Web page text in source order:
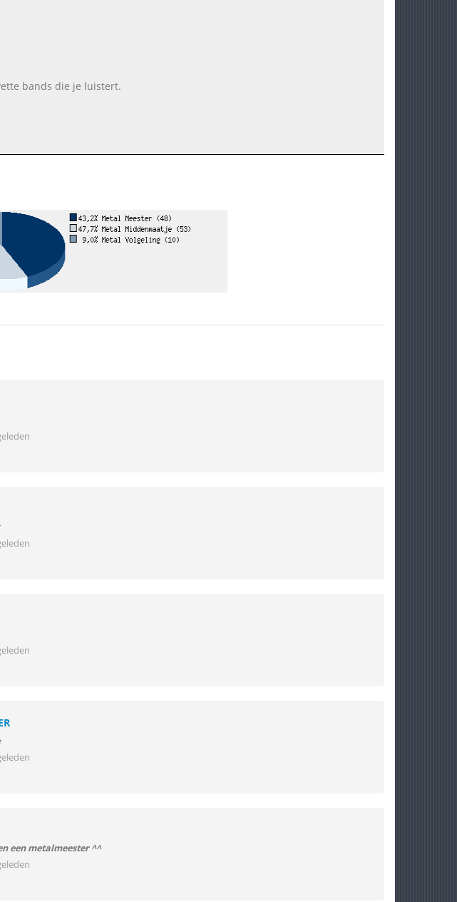
bands die je luistert.
een metalmeester ^^